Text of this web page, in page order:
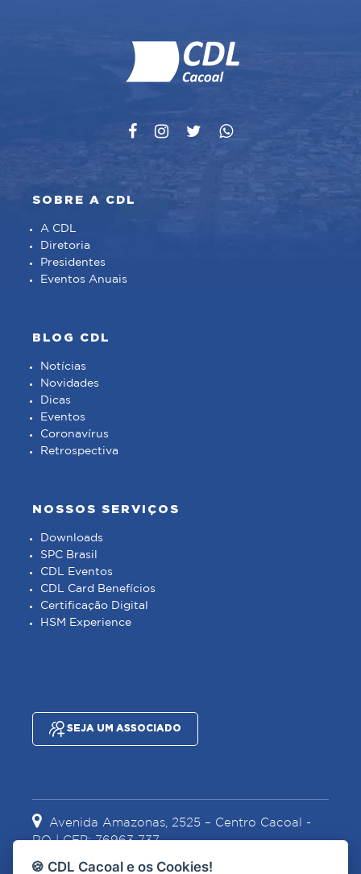
SOBRE A CDL
A CDL
Diretoria
Presidentes
Eventos Anuais
BLOG CDL
Notícias
Novidades
Dicas
Eventos
Coronavírus
Retrospectiva
NOSSOS SERVIÇOS
Downloads
SPC Brasil
CDL Eventos
CDL Card Benefícios
Certificação Digital
HSM Experience
SEJA UM ASSOCIADO
Avenida Amazonas, 2525 – Centro Cacoal -
RO | CEP: 76963-737
🍪 CDL Cacoal e os Cookies!